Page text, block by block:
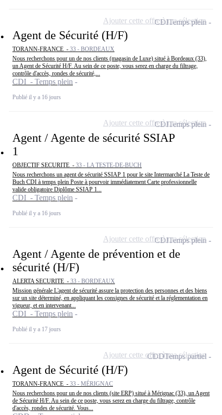
Agent de Sécurité (H/F)
TORANN-FRANCE - 33 - BORDEAUX
Nous recherchons pour un de nos clients (magasin de Luxe) situé à Bordeaux (33),
un Agent de Sécurité H/F. Au sein de ce poste, vous serez en charge du filtrage,
contrôle d'accès, rondes de sécurité,...
CDI - Temps plein
Publié il y a 16 jours
CDITemps plein
Ajouter cette offre à ma sélection
Agent / Agente de sécurité SSIAP
1
OBJECTIF SECURITE - 33 - LA TESTE-DE-BUCH
Nous recherchons un agent de sécurité SSIAP 1 pour le site Intermarché La Teste de
Buch CDI à temps plein Poste à pourvoir immédiatement Carte professionnelle
valide obligatoire Diplôme SSIAP 1...
CDI - Temps plein
Publié il y a 16 jours
CDITemps plein
Ajouter cette offre à ma sélection
Agent / Agente de prévention et de
sécurité (H/F)
ALERTA SECURITE - 33 - BORDEAUX
Mission générale L'agent de sécurité assure la protection des personnes et des biens
sur un site déterminé, en appliquant les consignes de sécurité et la réglementation en
vigueur, et en intervenant...
CDI - Temps plein
Publié il y a 17 jours
CDITemps plein
Ajouter cette offre à ma sélection
Agent de Sécurité (H/F)
TORANN-FRANCE - 33 - MÉRIGNAC
Nous recherchons pour un de nos clients (site ERP) situé à Mérignac (33), un Agent
de Sécurité H/F. Au sein de ce poste, vous serez en charge du filtrage, contrôle
d'accès, rondes de sécurité. Vous...
CDDTemps partiel
Ajouter cette offre à ma sélection